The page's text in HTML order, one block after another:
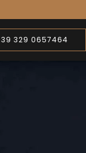
329 0657464